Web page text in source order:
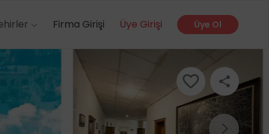
Firma Girişi Üye Girişi Üye Ol